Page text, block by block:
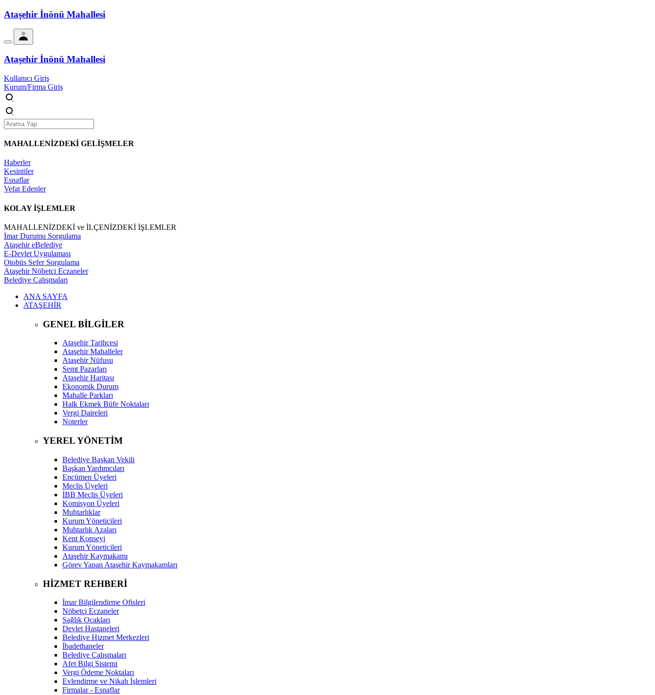
Ataşehir İnönü Mahallesi
Ataşehir İnönü Mahallesi
Kullanıcı Giriş
Kurum/Firma Giriş
MAHALLENİZDEKİ GELİŞMELER
Haberler
Kesintiler
Esnaflar
Vefat Edenler
KOLAY İŞLEMLER
MAHALLENİZDEKİ ve İLÇENİZDEKİ İŞLEMLER
İmar Durumu Sorgulama
Ataşehir eBelediye
E-Devlet Uygulaması
Otobüs Sefer Sorgulama
Ataşehir Nöbetçi Eczaneler
Belediye Çalışmaları
ANA SAYFA
ATAŞEHİR
GENEL BİLGİLER
Ataşehir Tarihçesi
Ataşehir Mahalleler
Ataşehir Nüfusu
Semt Pazarları
Ataşehir Haritası
Ekonomik Durum
Mahalle Parkları
Halk Ekmek Büfe Noktaları
Vergi Daireleri
Noterler
YEREL YÖNETİM
Belediye Başkan Vekili
Başkan Yardımcıları
Encümen Üyeleri
Meclis Üyeleri
İBB Meclis Üyeleri
Komisyon Üyeleri
Muhtarlıklar
Kurum Yöneticileri
Muhtarlık Azaları
Kent Konseyi
Kurum Yöneticileri
Ataşehir Kaymakamı
Görev Yapan Ataşehir Kaymakamları
HİZMET REHBERİ
İmar Bilgilendirme Ofisleri
Nöbetçi Eczaneler
Sağlık Ocakları
Devlet Hastaneleri
Belediye Hizmet Merkezleri
İbadethaneler
Belediye Çalışmaları
Afet Bilgi Sistemi
Vergi Ödeme Noktaları
Evlendirme ve Nikah İşlemleri
Firmalar - Esnaflar